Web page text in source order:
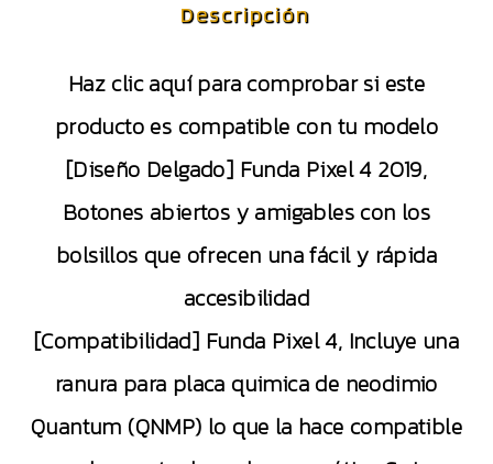
Descripción
Haz clic aquí para comprobar si este
producto es compatible con tu modelo
[Diseño Delgado] Funda Pixel 4 2019,
Botones abiertos y amigables con los
bolsillos que ofrecen una fácil y rápida
accesibilidad
[Compatibilidad] Funda Pixel 4, Incluye una
ranura para placa quimica de neodimio
Quantum (QNMP) lo que la hace compatible